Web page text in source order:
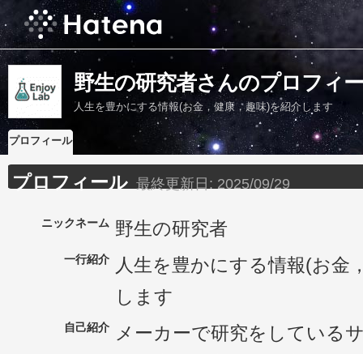
野生の研究者さんのプロフィ
人生を豊かにする情報(お金，健康，趣味)を紹介します
プロフィール
プロフィール 最終更新日: 2025/09/29
ニックネーム 野生の研究者
一行紹介
人生を豊かにする情報(お金
します
自己紹介
メーカーで研究をしている